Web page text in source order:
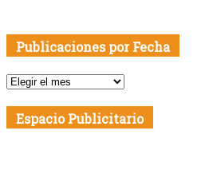
Publicaciones por Fecha
Publicaciones
Fecha
Espacio Publicitario